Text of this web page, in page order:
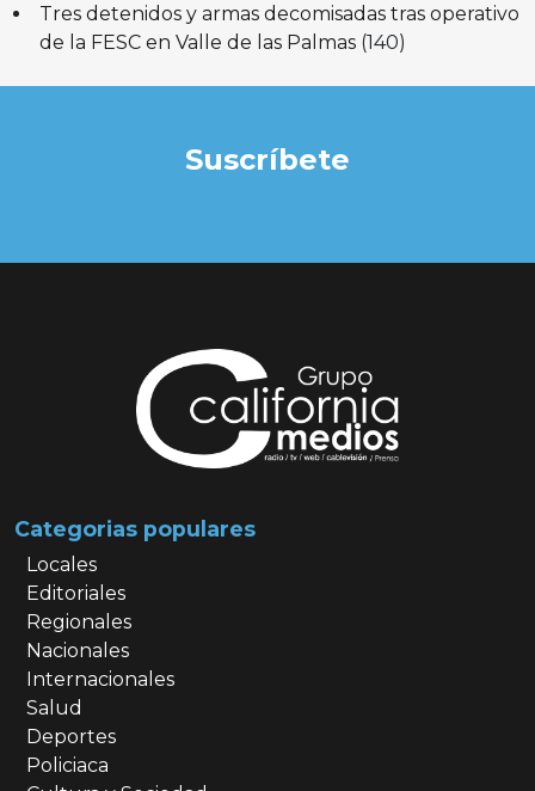
Tres detenidos y armas decomisadas tras operativo
de la FESC en Valle de las Palmas (140)
Suscríbete
Categorias populares
Locales
Editoriales
Regionales
Nacionales
Internacionales
Salud
Deportes
Policiaca